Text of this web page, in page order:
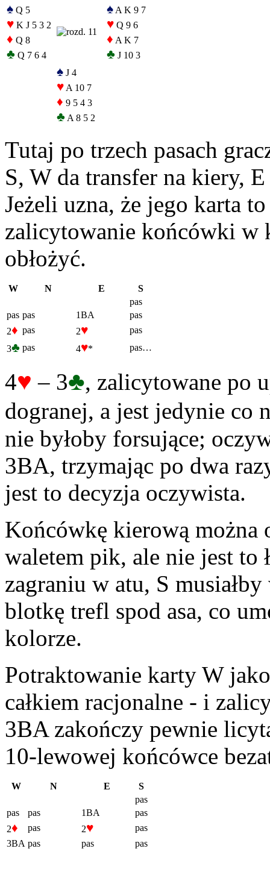
♠ Q 5
♥ K J 5 3 2
♦ Q 8
♣ Q 7 6 4
♠ A K 9 7
♥ Q 9 6
♦ A K 7
♣ J 10 3
♠ J 4
♥ A 10 7
♦ 9 5 4 3
♣ A 8 5 2
Tutaj po trzech pasach
S, W da transfer na kiery,
Jeżeli uzna, że jego karta
zalicytowanie końcówki w
obłożyć.
W N E
S
pas
pas pas 1BA
pas
2♦ pas 2♥
pas
3♣ pas 4♥* pas…
4♥ – 3♣, zalicytowane po
dogranej, a jest jedynie co
nie byłoby forsujące;
3BA, trzymając po dwa
jest to decyzja oczywista.
Końcówkę kierową można
waletem pik, ale nie jest to
zagraniu w atu, S
blotkę trefl spod asa, co
kolorze.
Potraktowanie karty W
całkiem racjonalne - i
3BA zakończy pewnie
10-lewowej końcówce
W N E
S
pas
pas
pas 1BA
pas
2♦ pas 2♥
pas
3BA pas pas pas